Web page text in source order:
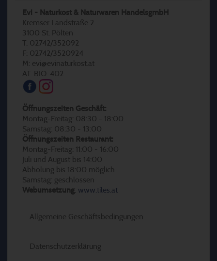
Evi - Naturkost & Naturwaren HandelsgmbH
Kremser Landstraße 2
3100 St. Pölten
T: 02742/352092
F: 02742/3520924
M: evi@evinaturkost.at
AT-BIO-402
Öffnungszeiten Geschäft:
Montag-Freitag: 08:30 - 18:00
Samstag: 08:30 - 13:00
Öffnungszeiten Restaurant:
Montag-Freitag: 11:00 - 16:00
Juli und August bis 14:00
Abholung bis 18:00 möglich
Samstag: geschlossen
Webumsetzung: www.tiles.at
Allgemeine Geschäftsbedingungen
Datenschutzerklärung